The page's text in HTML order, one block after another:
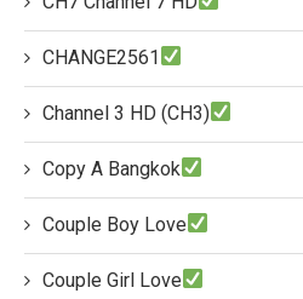
CHANGE2561
Channel 3 HD (CH3)
Copy A Bangkok
Couple Boy Love
Couple Girl Love